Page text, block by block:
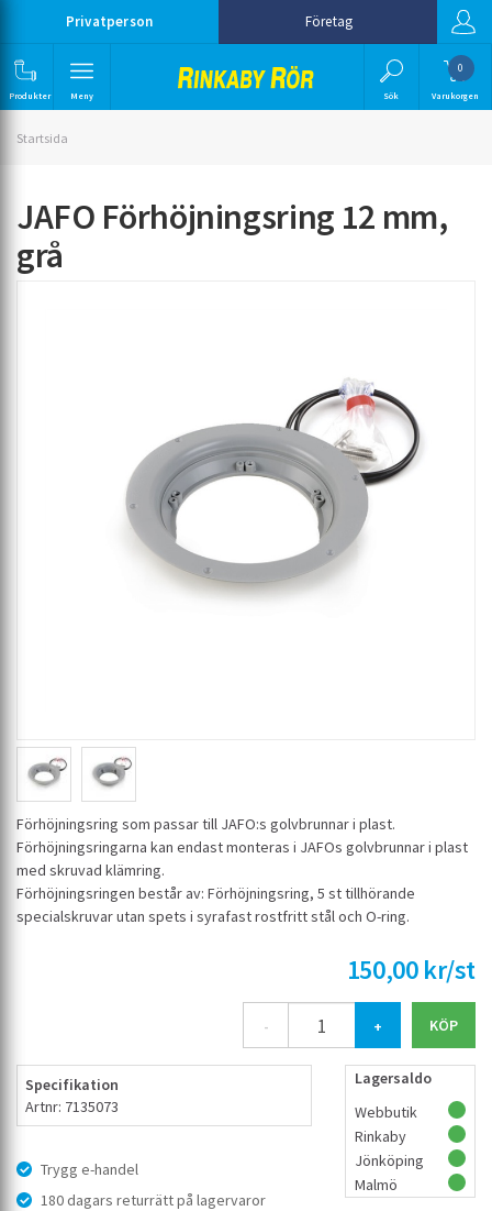
Privatperson Företag
Produkter Meny Sök
0
Varukorgen
Startsida
JAFO Förhöjningsring 12 mm,
grå
Förhöjningsring som passar till JAFO:s golvbrunnar i plast.
Förhöjningsringarna kan endast monteras i JAFOs golvbrunnar i plast
med skruvad klämring.
Förhöjningsringen består av: Förhöjningsring, 5 st tillhörande
specialskruvar utan spets i syrafast rostfritt stål och O-ring.
150,00 kr/st
- +
Specifikation
Artnr: 7135073
Trygg e-handel
180 dagars returrätt på lagervaror
Lagersaldo
Webbutik
Rinkaby
Jönköping
Malmö